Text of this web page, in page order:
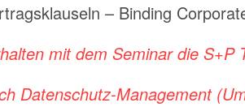
– Binding
mit dem Seminar die S+P
Datenschutz-Management